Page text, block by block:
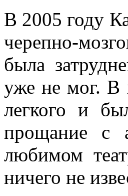
В 2005 году
черепно-
была
уже не мог. В
легкого и
прощание с
любимом
ничего не